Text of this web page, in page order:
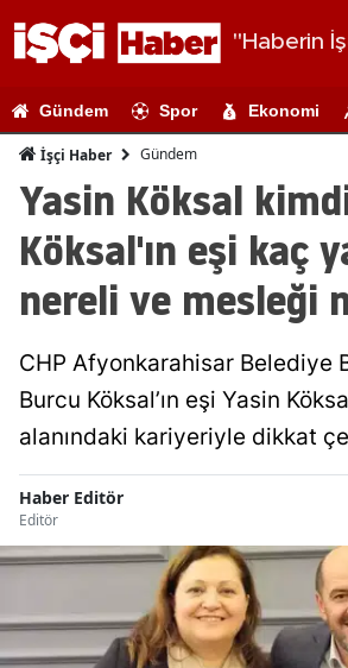
"Haberin
Gündem Spor Ekonomi
İşçi Haber Gündem
Yasin Köksal
Köksal'ın eşi kaç
nereli ve mesleği
CHP Afyonkarahisar Belediye
Burcu Köksal’ın eşi Yasin
alanındaki kariyeriyle dikkat
Haber Editör
Editör